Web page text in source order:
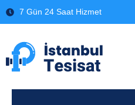
7 Gün 24 Saat Hizmet